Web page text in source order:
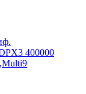
400000